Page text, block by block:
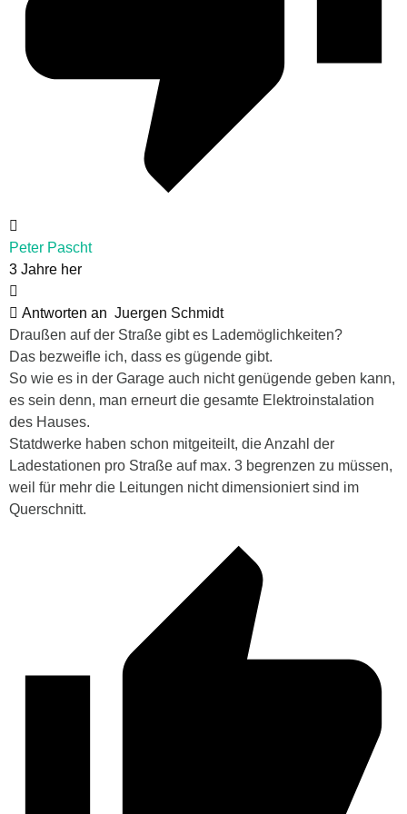
Peter Pascht
3 Jahre her
Antworten an Juergen Schmidt
Draußen auf der Straße gibt es Lademöglichkeiten?
Das bezweifle ich, dass es gügende gibt.
So wie es in der Garage auch nicht genügende geben kann,
es sein denn, man erneurt die gesamte Elektroinstalation
des Hauses.
Statdwerke haben schon mitgeiteilt, die Anzahl der
Ladestationen pro Straße auf max. 3 begrenzen zu müssen,
weil für mehr die Leitungen nicht dimensioniert sind im
Querschnitt.